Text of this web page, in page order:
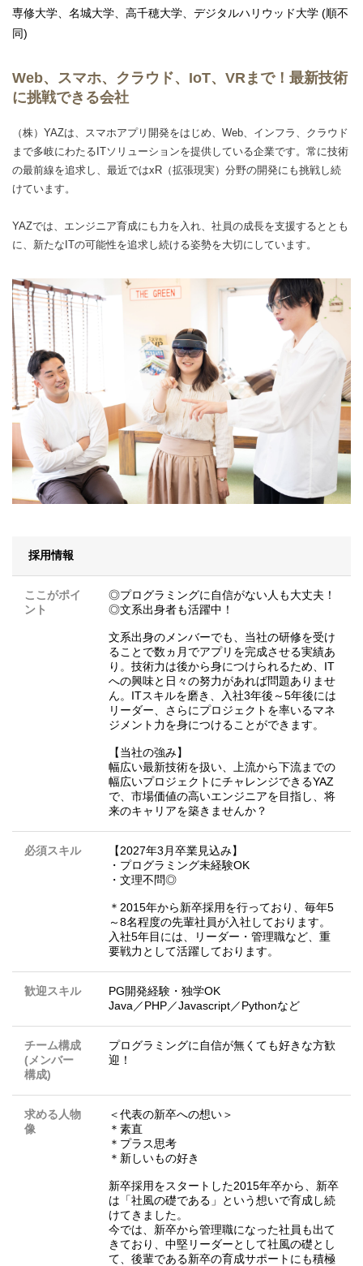
専修大学、名城大学、高千穂大学、デジタルハリウッド大学 (順不
同)
Web、スマホ、クラウド、IoT、VRまで！最新技術
に挑戦できる会社
（株）YAZは、スマホアプリ開発をはじめ、Web、インフラ、クラウド
まで多岐にわたるITソリューションを提供している企業です。常に技術
の最前線を追求し、最近ではxR（拡張現実）分野の開発にも挑戦し続
けています。
YAZでは、エンジニア育成にも力を入れ、社員の成長を支援するととも
に、新たなITの可能性を追求し続ける姿勢を大切にしています。
採用情報
ここがポイ
ント
◎プログラミングに自信がない人も大丈夫！
◎文系出身者も活躍中！
文系出身のメンバーでも、当社の研修を受け
ることで数ヵ月でアプリを完成させる実績あ
り。技術力は後から身につけられるため、IT
への興味と日々の努力があれば問題ありませ
ん。ITスキルを磨き、入社3年後～5年後には
リーダー、さらにプロジェクトを率いるマネ
ジメント力を身につけることができます。
【当社の強み】
幅広い最新技術を扱い、上流から下流までの
幅広いプロジェクトにチャレンジできるYAZ
で、市場価値の高いエンジニアを目指し、将
来のキャリアを築きませんか？
必須スキル
【2027年3月卒業見込み】
・プログラミング未経験OK
・文理不問◎
＊2015年から新卒採用を行っており、毎年5
～8名程度の先輩社員が入社しております。
入社5年目には、リーダー・管理職など、重
要戦力として活躍しております。
歓迎スキル
PG開発経験・独学OK
Java／PHP／Javascript／Pythonなど
チーム構成
(メンバー
構成)
プログラミングに自信が無くても好きな方歓
迎！
求める人物
像
＜代表の新卒への想い＞
＊素直
＊プラス思考
＊新しいもの好き
新卒採用をスタートした2015年卒から、新卒
は「社風の礎である」という想いで育成し続
けてきました。
今では、新卒から管理職になった社員も出て
きており、中堅リーダーとして社風の礎とし
て、後輩である新卒の育成サポートにも積極